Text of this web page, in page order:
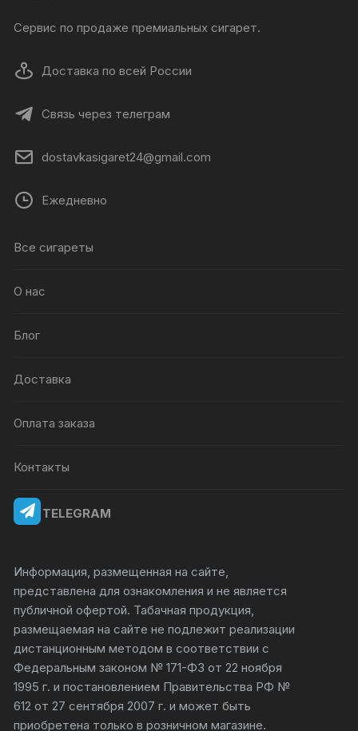
Сервис по продаже премиальных сигарет.
Доставка по всей России
Связь через телеграм
dostavkasigaret24@gmail.com
Ежедневно
Все сигареты
О нас
Блог
Доставка
Оплата заказа
Контакты
TELEGRAM
Информация, размещенная на сайте,
представлена для ознакомления и не является
публичной офертой. Табачная продукция,
размещаемая на сайте не подлежит реализации
дистанционным методом в соответствии с
Федеральным законом № 171-ФЗ от 22 ноября
1995 г. и постановлением Правительства РФ №
612 от 27 сентября 2007 г. и может быть
приобретена только в розничном магазине.